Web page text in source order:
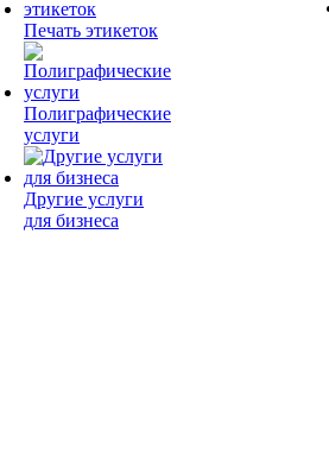
Печать этикеток
Полиграфические
услуги
Другие услуги
для бизнеса